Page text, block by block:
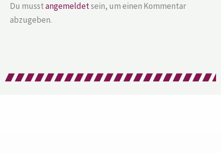
Du musstangemeldetsein, um einen Kommentar
abzugeben.